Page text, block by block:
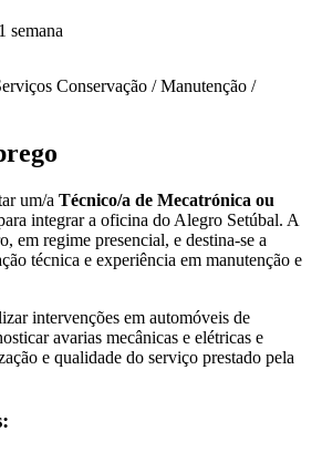
semana
Conservação / Manutenção /
um/a Técnico/a de Mecatrónica ou
integrar a oficina do Alegro Setúbal. A
em regime presencial, e destina-se a
técnica e experiência em manutenção e
intervenções em automóveis de
avarias mecânicas e elétricas e
e qualidade do serviço prestado pela